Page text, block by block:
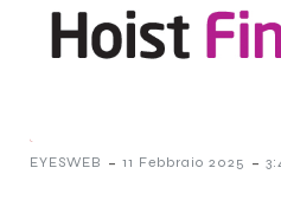
EYESWEB - 11 Febbraio 2025 -